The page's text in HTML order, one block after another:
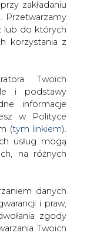
Twoich
i podstawy
informacje
(tym linkiem).
usług mogą
na różnych
danych
i praw,
zgody
bezwzględnie
sprzeciwu
z przyczyn
sytuacją, po
: